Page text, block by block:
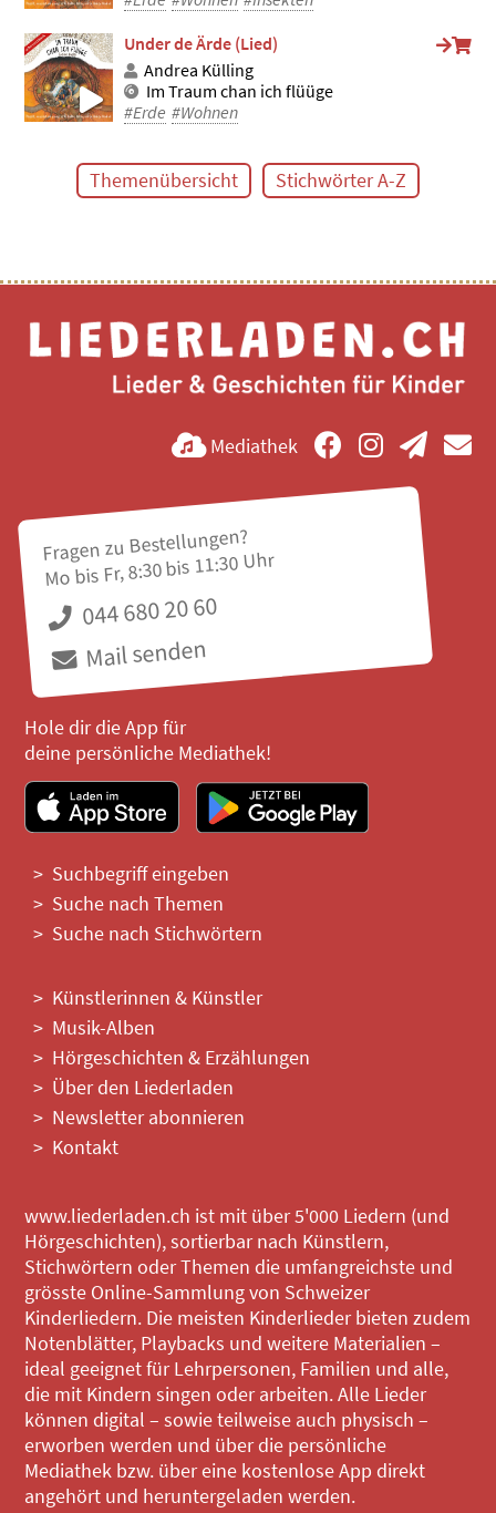
Under de Ärde (Lied)
Andrea Külling
Im Traum chan ich flüüge
#Erde #Wohnen
Themenübersicht Stichwörter A-Z
Mediathek
Fragen zu Bestellungen?
Mo bis Fr, 8:30 bis 11:30 Uhr
044 680 20 60
Mail senden
Hole dir die App für
deine persönliche Mediathek!
Suchbegriff eingeben
Suche nach Themen
Suche nach Stichwörtern
Künstlerinnen & Künstler
Musik-Alben
Hörgeschichten & Erzählungen
Über den Liederladen
Newsletter abonnieren
Kontakt
www.liederladen.ch ist mit über 5'000 Liedern (und
Hörgeschichten), sortierbar nach Künstlern,
Stichwörtern oder Themen die umfangreichste und
grösste Online-Sammlung von Schweizer
Kinderliedern. Die meisten Kinderlieder bieten zudem
Notenblätter, Playbacks und weitere Materialien –
ideal geeignet für Lehrpersonen, Familien und alle,
die mit Kindern singen oder arbeiten. Alle Lieder
können digital – sowie teilweise auch physisch –
erworben werden und über die persönliche
Mediathek bzw. über eine kostenlose App direkt
angehört und heruntergeladen werden.